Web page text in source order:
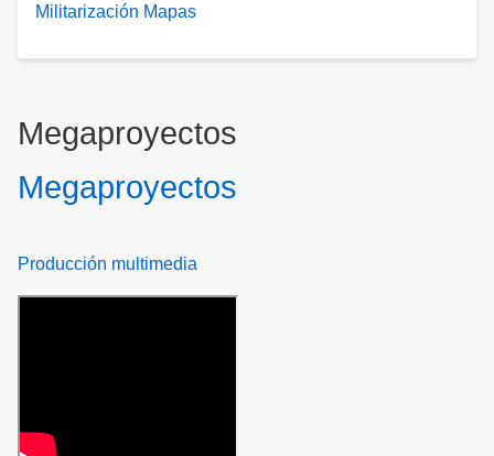
Militarización Mapas
Megaproyectos
Megaproyectos
Producción multimedia